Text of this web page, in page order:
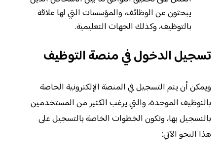
يبحثون عن الوظائف، والمؤسسات التي لها علاقة
بالتوظيف، وكذلك الجهات التعليمية.
تسجيل الدخول في منصة التوظيف
ويمكن أن يتم التسجيل في المنصة الإلكترونية الخاصة
بالتوظيف الموحدة، والتي يرغب الكثير من المستخدمين
بالتسجيل بها، وتكون الخطوات الخاصة بالتسجيل على
هذا النحو الآتي: